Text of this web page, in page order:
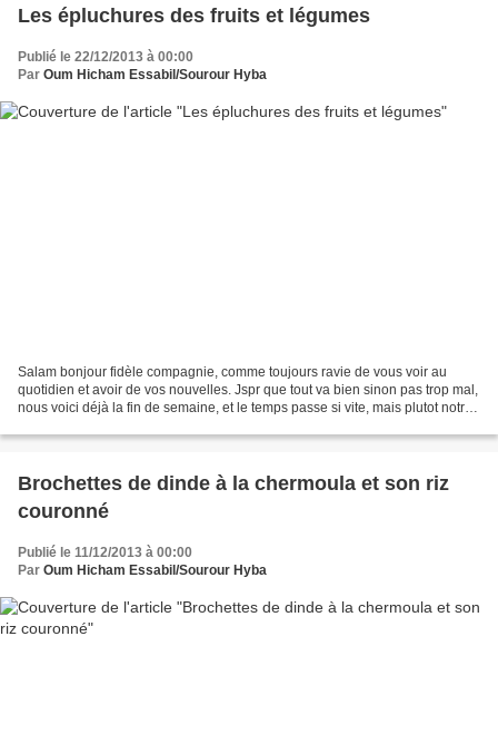
Les épluchures des fruits et légumes
Publié le 22/12/2013 à 00:00
Par Oum Hicham Essabil/Sourour Hyba
Salam bonjour fidèle compagnie, comme toujours ravie de vous voir au
quotidien et avoir de vos nouvelles. Jspr que tout va bien sinon pas trop mal,
nous voici déjà la fin de semaine, et le temps passe si vite, mais plutot notre
Brochettes de dinde à la chermoula et son riz
couronné
Publié le 11/12/2013 à 00:00
Par Oum Hicham Essabil/Sourour Hyba